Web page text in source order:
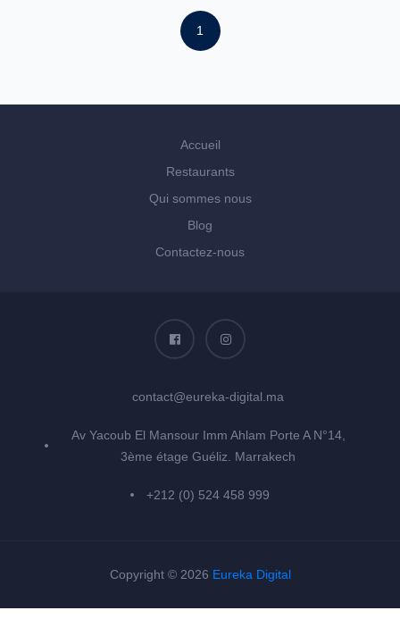
1
Accueil
Restaurants
Qui sommes nous
Blog
Contactez-nous
contact@eureka-digital.ma
Av Yacoub El Mansour Imm Ahlam Porte A N°14,
3ème étage Guéliz. Marrakech
+212 (0) 524 458 999
Copyright © 2026 Eureka Digital